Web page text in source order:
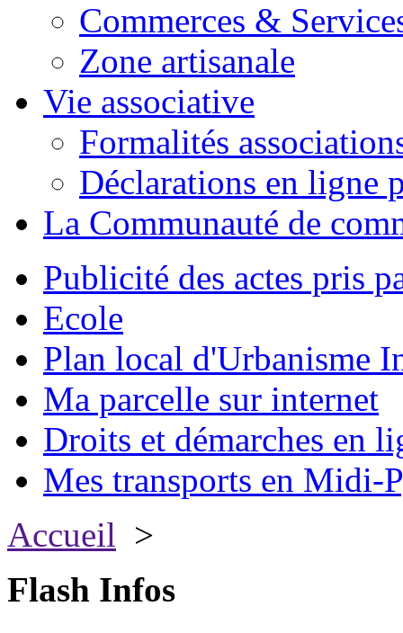
Commerces &
Zone artisanale
Vie associative
Formalités
Déclarations en ligne
La Communauté de
Publicité des actes pris
Ecole
Plan local d'Urbanisme
Ma parcelle sur internet
Droits et démarches en
Mes transports en Midi-
Accueil >
Flash Infos